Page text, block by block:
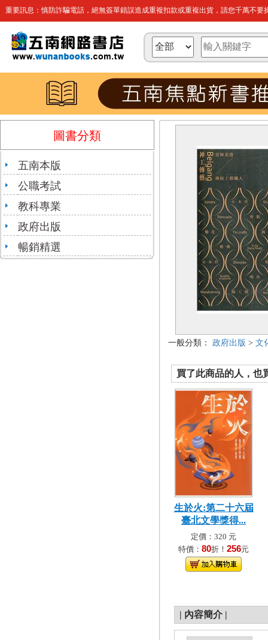
重要訊息：慎防詐騙電話，絕無簽單錯誤造成重複扣款或重複出貨，請您千萬不要
圖書分類
五南本版
公職考試
教科專業
政府出版
暢銷精選
一般分類： 政府出版 > 文
買了此商品的人，也
生於火:第二十六屆
臺北文學獎得...
定價：320 元
特價： 80折！ 256元
| 內容簡介 |